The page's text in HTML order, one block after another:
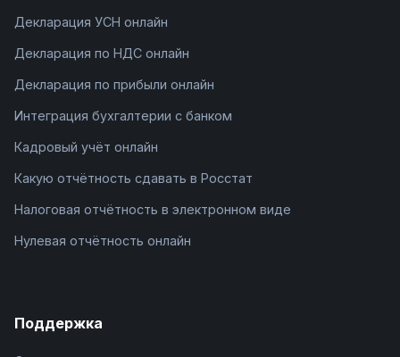
Декларация УСН онлайн
Декларация по НДС онлайн
Декларация по прибыли онлайн
Интеграция бухгалтерии с банком
Кадровый учёт онлайн
Какую отчётность сдавать в Росстат
Налоговая отчётность в электронном виде
Нулевая отчётность онлайн
Поддержка